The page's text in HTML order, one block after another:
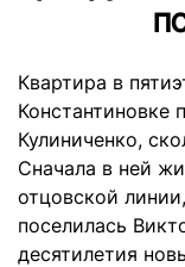
Квартира в
Константиновке
Кулиниченко,
Сначала в ней
отцовской
поселилась
десятилетия